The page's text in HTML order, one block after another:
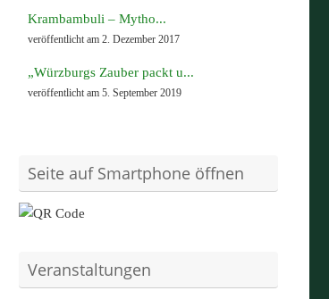
Krambambuli – Mytho...
veröffentlicht am 2. Dezember 2017
„Würzburgs Zauber packt u...
veröffentlicht am 5. September 2019
Seite auf Smartphone öffnen
Veranstaltungen